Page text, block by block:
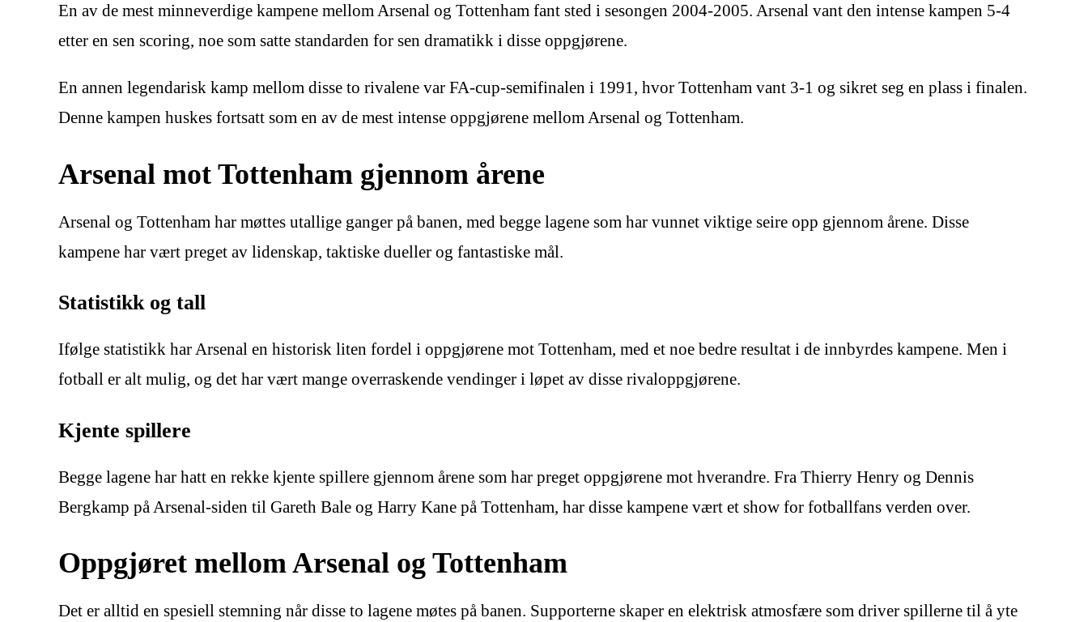
En av de mest minneverdige kampene mellom Arsenal og Tottenham fant sted i sesongen 2004-2005. Arsenal vant den intense kampen 5-4
etter en sen scoring, noe som satte standarden for sen dramatikk i disse oppgjørene.
En annen legendarisk kamp mellom disse to rivalene var FA-cup-semifinalen i 1991, hvor Tottenham vant 3-1 og sikret seg en plass i finalen.
Denne kampen huskes fortsatt som en av de mest intense oppgjørene mellom Arsenal og Tottenham.
Arsenal mot Tottenham gjennom årene
Arsenal og Tottenham har møttes utallige ganger på banen, med begge lagene som har vunnet viktige seire opp gjennom årene. Disse
kampene har vært preget av lidenskap, taktiske dueller og fantastiske mål.
Statistikk og tall
Ifølge statistikk har Arsenal en historisk liten fordel i oppgjørene mot Tottenham, med et noe bedre resultat i de innbyrdes kampene. Men i
fotball er alt mulig, og det har vært mange overraskende vendinger i løpet av disse rivaloppgjørene.
Kjente spillere
Begge lagene har hatt en rekke kjente spillere gjennom årene som har preget oppgjørene mot hverandre. Fra Thierry Henry og Dennis
Bergkamp på Arsenal-siden til Gareth Bale og Harry Kane på Tottenham, har disse kampene vært et show for fotballfans verden over.
Oppgjøret mellom Arsenal og Tottenham
Det er alltid en spesiell stemning når disse to lagene møtes på banen. Supporterne skaper en elektrisk atmosfære som driver spillerne til å yte